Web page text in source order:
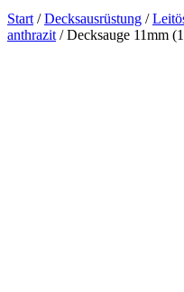
Start /Decksausrüstung /
anthrazit /Decksauge 11mm